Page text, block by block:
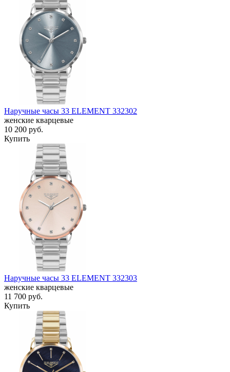
Наручные часы 33 ELEMENT 332302
женские кварцевые
10 200 руб.
Купить
Наручные часы 33 ELEMENT 332303
женские кварцевые
11 700 руб.
Купить